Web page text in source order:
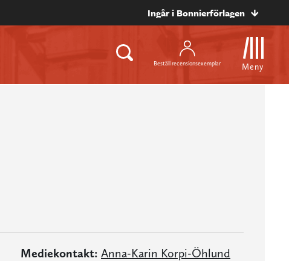
Ingår i Bonnierförlagen
Beställ recensionsexemplar Meny
Mediekontakt: Anna-Karin Korpi-Öhlund